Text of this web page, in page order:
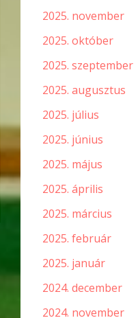
2025. november
2025. október
2025. szeptember
2025. augusztus
2025. július
2025. június
2025. május
2025. április
2025. március
2025. február
2025. január
2024. december
2024. november